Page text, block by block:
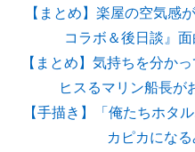
【まとめ】楽屋の空気感
コラボ＆後日談』面
【まとめ】気持ちを分か
ヒスるマリン船長が
【手描き】「俺たちホタ
カピカになる